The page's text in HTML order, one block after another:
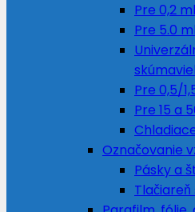
Pre 0,2
Pre 5.0
Pre 0,5/
Pre 15 a
Označovanie
Pásky a